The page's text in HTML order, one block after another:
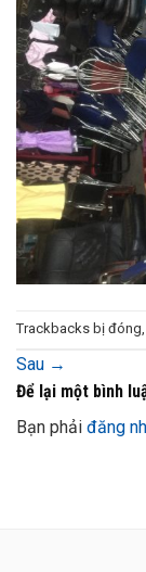
Trackbacks bị
Sau →
Để lại một bình
Bạn phải đăng